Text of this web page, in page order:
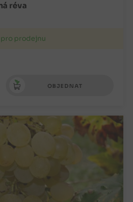
réva
prodejnu
OBJEDNAT